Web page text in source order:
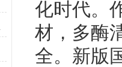
响
化时代。
材，多酶
全。新版